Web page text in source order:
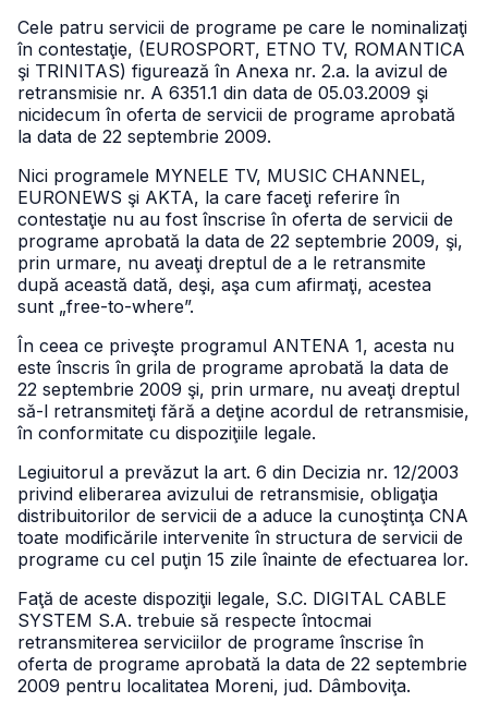
Cele patru servicii de programe pe care le nominalizaţi
în contestaţie, (EUROSPORT, ETNO TV, ROMANTICA
şi TRINITAS) figurează în Anexa nr. 2.a. la avizul de
retransmisie nr. A 6351.1 din data de 05.03.2009 şi
nicidecum în oferta de servicii de programe aprobată
la data de 22 septembrie 2009.
Nici programele MYNELE TV, MUSIC CHANNEL,
EURONEWS şi AKTA, la care faceţi referire în
contestaţie nu au fost înscrise în oferta de servicii de
programe aprobată la data de 22 septembrie 2009, şi,
prin urmare, nu aveaţi dreptul de a le retransmite
după această dată, deşi, aşa cum afirmaţi, acestea
sunt „free-to-where”.
În ceea ce priveşte programul ANTENA 1, acesta nu
este înscris în grila de programe aprobată la data de
22 septembrie 2009 şi, prin urmare, nu aveaţi dreptul
să-l retransmiteţi fără a deţine acordul de retransmisie,
în conformitate cu dispoziţiile legale.
Legiuitorul a prevăzut la art. 6 din Decizia nr. 12/2003
privind eliberarea avizului de retransmisie, obligaţia
distribuitorilor de servicii de a aduce la cunoştinţa CNA
toate modificările intervenite în structura de servicii de
programe cu cel puţin 15 zile înainte de efectuarea lor.
Faţă de aceste dispoziţii legale, S.C. DIGITAL CABLE
SYSTEM S.A. trebuie să respecte întocmai
retransmiterea serviciilor de programe înscrise în
oferta de programe aprobată la data de 22 septembrie
2009 pentru localitatea Moreni, jud. Dâmboviţa.